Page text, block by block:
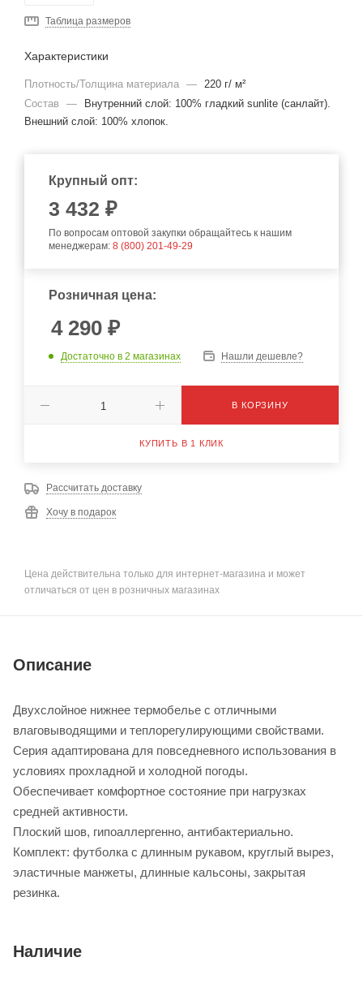
Таблица размеров
Характеристики
Плотность/Толщина материала — 220 г/ м²
Состав
—
Внутренний слой: 100% гладкий sunlite (санлайт).
Внешний слой: 100% хлопок.
Крупный опт:
3 432 ₽
По вопросам оптовой закупки обращайтесь к нашим
менеджерам: 8 (800) 201-49-29
Розничная цена:
4 290 ₽
Достаточно в 2 магазинах Нашли дешевле?
В КОРЗИНУ
КУПИТЬ В 1 КЛИК
Рассчитать доставку
Хочу в подарок
Цена действительна только для интернет-магазина и может
отличаться от цен в розничных магазинах
Описание
Двухслойное нижнее термобелье с отличными
влаговыводящими и теплорегулирующими свойствами.
Серия адаптирована для повседневного использования в
условиях прохладной и холодной погоды.
Обеспечивает комфортное состояние при нагрузках
средней активности.
Плоский шов, гипоаллергенно, антибактериально.
Комплект: футболка с длинным рукавом, круглый вырез,
эластичные манжеты, длинные кальсоны, закрытая
резинка.
Наличие